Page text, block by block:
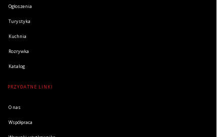
Ogłoszenia
Turystyka
Kuchnia
Rozrywka
Katalog
PRZYDATNE LINKI
O nas
Współpraca